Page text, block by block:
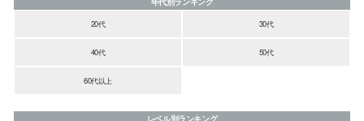
20代
30代
40代 50代
60代以上
レベル別ランキング